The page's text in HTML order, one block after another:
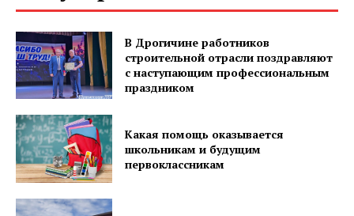
В Дрогичине работников
строительной отрасли поздравляют
с наступающим профессиональным
праздником
Какая помощь оказывается
школьникам и будущим
первоклассникам